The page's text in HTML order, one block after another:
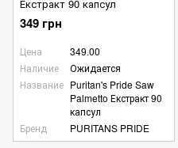
Екстракт 90 капсул
349 грн
Цена
349.00
Наличие
Ожидается
Название Puritan's Pride Saw
Palmetto Екстракт 90
капсул
Бренд
PURITANS PRIDE